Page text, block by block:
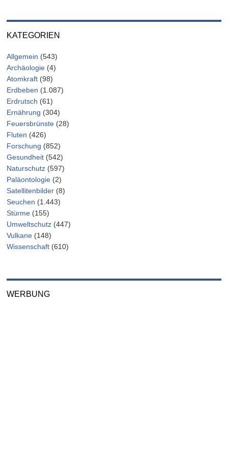
KATEGORIEN
Allgemein (543)
Archäologie (4)
Atomkraft (98)
Erdbeben (1.087)
Erdrutsch (61)
Ernährung (304)
Feuersbrünste (28)
Fluten (426)
Forschung (852)
Gesundheit (542)
Naturschutz (597)
Paläontologie (2)
Satellitenbilder (8)
Seuchen (1.443)
Stürme (155)
Umweltschutz (447)
Vulkane (148)
Wissenschaft (610)
WERBUNG